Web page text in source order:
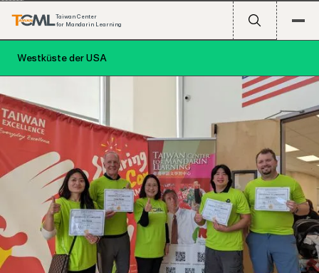
Taiwan Center
for Mandarin Learning
Westküste der USA